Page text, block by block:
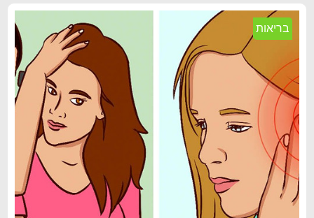
בריאות